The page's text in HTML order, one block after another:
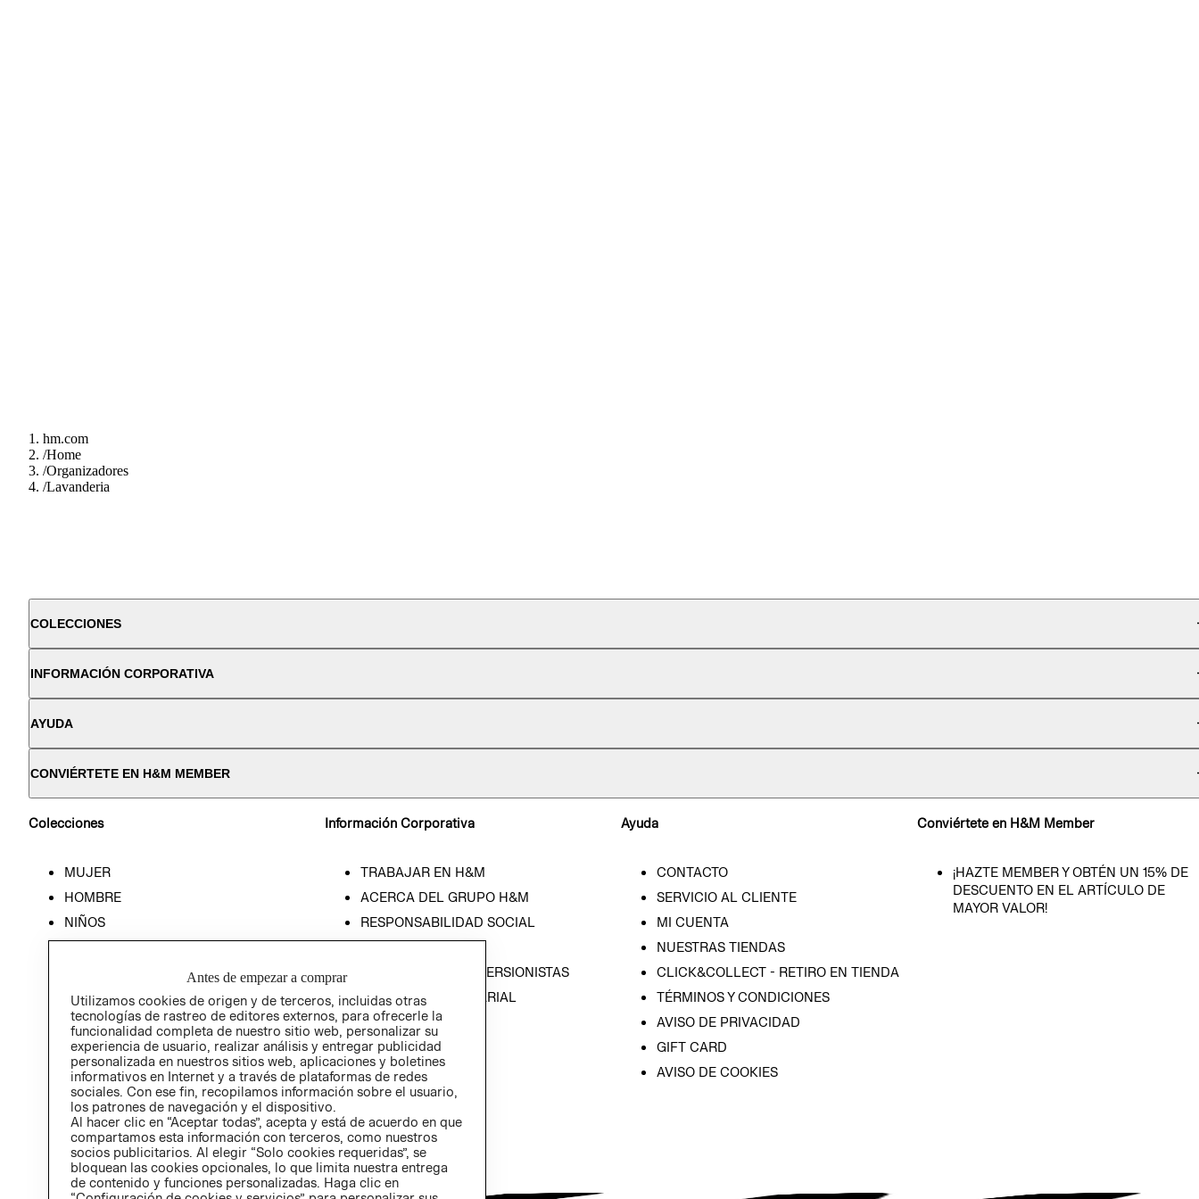
hm.com
/Home
/Organizadores
/Lavanderia
COLECCIONES
INFORMACIÓN CORPORATIVA
AYUDA
CONVIÉRTETE EN H&M MEMBER
Colecciones
MUJER
HOMBRE
NIÑOS
Información Corporativa
TRABAJAR EN H&M
ACERCA DEL GRUPO H&M
RESPONSABILIDAD SOCIAL
RELACIÓN CON INVERSIONISTAS
POLÍTICA EMPRESARIAL
Ayuda
CONTACTO
SERVICIO AL CLIENTE
MI CUENTA
NUESTRAS TIENDAS
CLICK&COLLECT - RETIRO EN TIENDA
TÉRMINOS Y CONDICIONES
AVISO DE PRIVACIDAD
GIFT CARD
AVISO DE COOKIES
Conviértete en H&M Member
¡HAZTE MEMBER Y OBTÉN UN 15% DE
DESCUENTO EN EL ARTÍCULO DE
MAYOR VALOR!
Antes de empezar a comprar
Utilizamos cookies de origen y de terceros, incluidas otras
tecnologías de rastreo de editores externos, para ofrecerle la
funcionalidad completa de nuestro sitio web, personalizar su
experiencia de usuario, realizar análisis y entregar publicidad
personalizada en nuestros sitios web, aplicaciones y boletines
informativos en Internet y a través de plataformas de redes
sociales. Con ese fin, recopilamos información sobre el usuario,
los patrones de navegación y el dispositivo.
Al hacer clic en “Aceptar todas”, acepta y está de acuerdo en que
compartamos esta información con terceros, como nuestros
socios publicitarios. Al elegir “Solo cookies requeridas”, se
bloquean las cookies opcionales, lo que limita nuestra entrega
de contenido y funciones personalizadas. Haga clic en